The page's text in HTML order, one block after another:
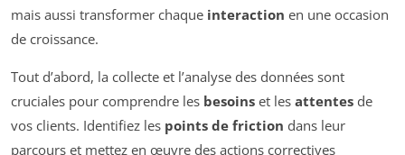
mais aussi transformer chaque interaction en une occasion
de croissance.
Tout d’abord, la collecte et l’analyse des données sont
cruciales pour comprendre les besoins et les attentes de
vos clients. Identifiez les points de friction dans leur
parcours et mettez en œuvre des actions correctives